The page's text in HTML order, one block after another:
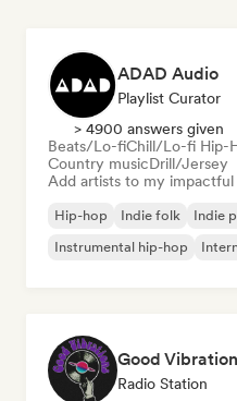
ADAD Audio
Playlist Curator
> 4900 answers given
Beats/Lo-fiChill/Lo-fi Hip-
Country musicDrill/Jersey
Add artists to my impactful
Hip-hop Indie folk Indie
Instrumental hip-hop
Good
Radio Station